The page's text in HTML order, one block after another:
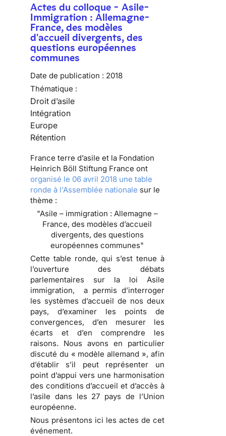
Actes du colloque - Asile-
Immigration : Allemagne-
France, des modèles
d'accueil divergents, des
questions européennes
communes
Date de publication : 2018
Thématique :
Droit d’asile
Intégration
Europe
Rétention
France terre d’asile et la Fondation
Heinrich Böll Stiftung France ont
organisé le 06 avril 2018 une table
ronde à l'Assemblée nationale sur le
thème :
"Asile – immigration : Allemagne –
France, des modèles d’accueil
divergents, des questions
européennes communes"
Cette table ronde, qui s’est tenue à
l’ouverture des débats
parlementaires sur la loi Asile
immigration, a permis d’interroger
les systèmes d’accueil de nos deux
pays, d’examiner les points de
convergences, d’en mesurer les
écarts et d’en comprendre les
raisons. Nous avons en particulier
discuté du « modèle allemand », afin
d’établir s’il peut représenter un
point d’appui vers une harmonisation
des conditions d’accueil et d’accès à
l’asile dans les 27 pays de l’Union
européenne.
Nous présentons ici les actes de cet
événement.